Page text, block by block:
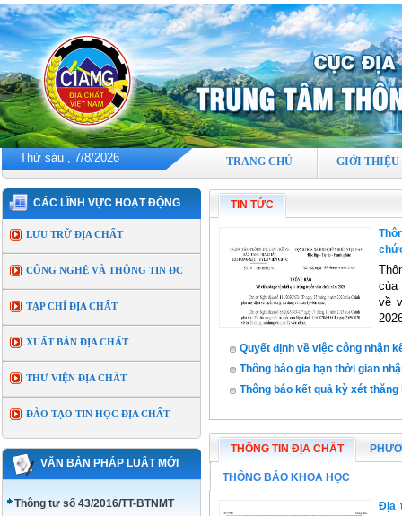
Thứ sáu , 7/8/2026 TRANG CHỦ GIỚI THIỆU
CÁC LĨNH VỰC HOẠT ĐỘNG
LƯU TRỮ ĐỊA CHẤT
CÔNG NGHỆ VÀ THÔNG TIN ĐC
TẠP CHÍ ĐỊA CHẤT
XUẤT BẢN ĐỊA CHẤT
THƯ VIỆN ĐỊA CHẤT
ĐÀO TẠO TIN HỌC ĐỊA CHẤT
VĂN BẢN PHÁP LUẬT MỚI
Thông tư số 43/2016/TT-BTNMT
TIN TỨC
của
về
Quyết định về việc công nhận
Thông báo gia hạn thời gian
Thông báo kết quả kỳ xét
THÔNG TIN ĐỊA CHẤT
THÔNG BÁO KHOA HỌC
Địa